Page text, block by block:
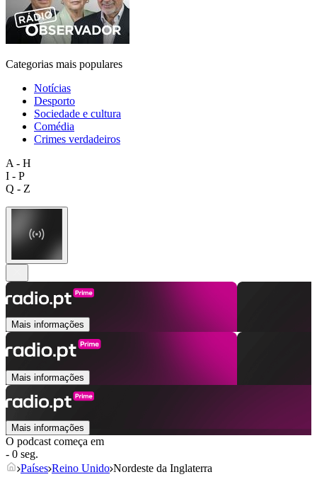
Categorias mais populares
Notícias
Desporto
Sociedade e cultura
Comédia
Crimes verdadeiros
A - H
I - P
Q - Z
Mais informações
Mais informações
Mais informações
O podcast começa em
- 0 seg.
Países Reino Unido Nordeste da Inglaterra